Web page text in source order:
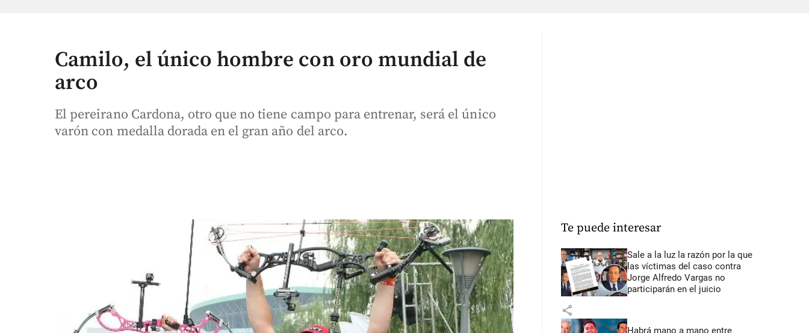
Camilo, el único hombre con oro mundial de
arco
El pereirano Cardona, otro que no tiene campo para entrenar, será el único
varón con medalla dorada en el gran año del arco.
Te puede interesar
Sale a la luz la razón por la que
las víctimas del caso contra
Jorge Alfredo Vargas no
participarán en el juicio
share
Habrá mano a mano entre